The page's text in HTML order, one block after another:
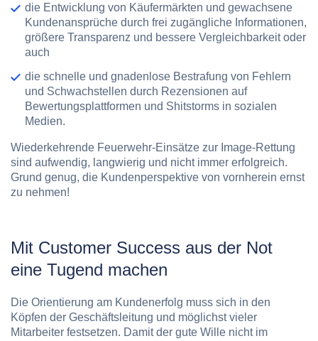
die Entwicklung von Käufermärkten und gewachsene
Kundenansprüche durch frei zugängliche Informationen,
größere Transparenz und bessere Vergleichbarkeit oder
auch
die schnelle und gnadenlose Bestrafung von Fehlern
und Schwachstellen durch Rezensionen auf
Bewertungsplattformen und Shitstorms in sozialen
Medien.
Wiederkehrende Feuerwehr-Einsätze zur Image-Rettung
sind aufwendig, langwierig und nicht immer erfolgreich.
Grund genug, die Kundenperspektive von vornherein ernst
zu nehmen!
Mit Customer Success aus der Not
eine Tugend machen
Die Orientierung am Kundenerfolg muss sich in den
Köpfen der Geschäftsleitung und möglichst vieler
Mitarbeiter festsetzen. Damit der gute Wille nicht im